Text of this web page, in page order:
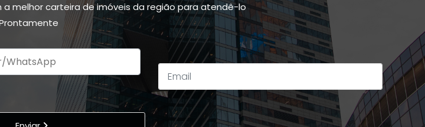
melhor carteira de imóveis da região para atendê-lo